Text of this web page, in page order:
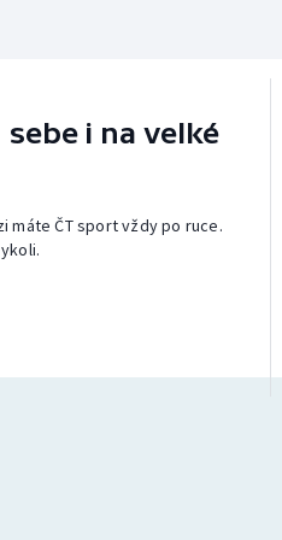
i na velké
máte ČT sport vždy po ruce.